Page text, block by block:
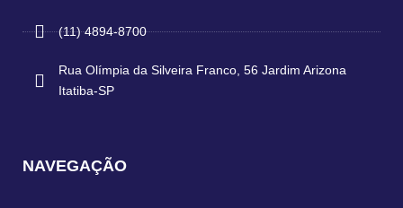
(11) 4894-8700
Rua Olímpia da Silveira Franco, 56 Jardim Arizona
Itatiba-SP
NAVEGAÇÃO